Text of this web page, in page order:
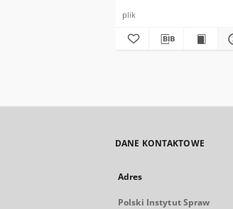
plik
DANE KONTAKTOWE
Adres
Polski Instytut Spraw